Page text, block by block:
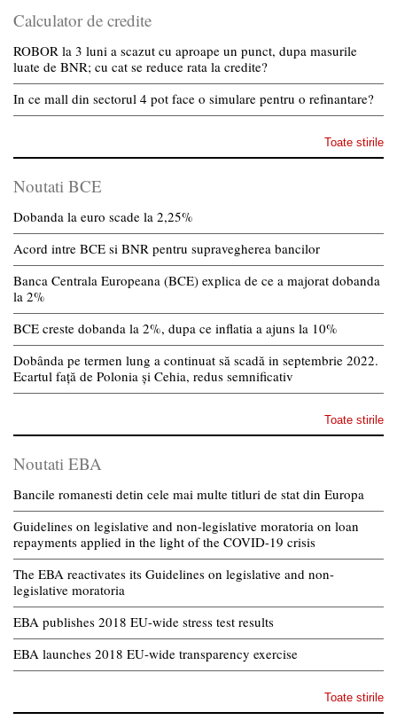
Calculator de credite
ROBOR la 3 luni a scazut cu aproape un punct, dupa masurile
luate de BNR; cu cat se reduce rata la credite?
In ce mall din sectorul 4 pot face o simulare pentru o refinantare?
Toate stirile
Noutati BCE
Dobanda la euro scade la 2,25%
Acord intre BCE si BNR pentru supravegherea bancilor
Banca Centrala Europeana (BCE) explica de ce a majorat dobanda
la 2%
BCE creste dobanda la 2%, dupa ce inflatia a ajuns la 10%
Dobânda pe termen lung a continuat să scadă in septembrie 2022.
Ecartul față de Polonia și Cehia, redus semnificativ
Toate stirile
Noutati EBA
Bancile romanesti detin cele mai multe titluri de stat din Europa
Guidelines on legislative and non-legislative moratoria on loan
repayments applied in the light of the COVID-19 crisis
The EBA reactivates its Guidelines on legislative and non-
legislative moratoria
EBA publishes 2018 EU-wide stress test results
EBA launches 2018 EU-wide transparency exercise
Toate stirile